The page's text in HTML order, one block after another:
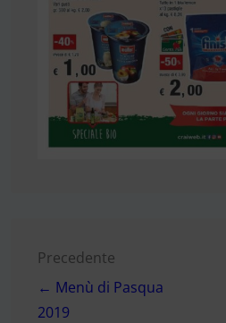
Navigazione
articoli
Precedente
← Menù di Pasqua
2019